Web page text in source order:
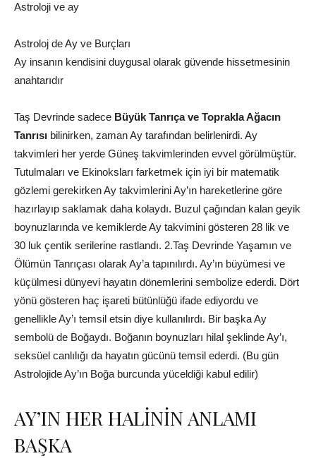
Astroloji ve ay
Astroloj de Ay ve Burçları
Ay insanın kendisini duygusal olarak güvende hissetmesinin
anahtarıdır
Taş Devrinde sadece Büyük Tanrıça ve Toprakla Ağacın
Tanrısı bilinirken, zaman Ay tarafından belirlenirdi. Ay
takvimleri her yerde Güneş takvimlerinden evvel görülmüştür.
Tutulmaları ve Ekinoksları farketmek için iyi bir matematik
gözlemi gerekirken Ay takvimlerini Ay’ın hareketlerine göre
hazırlayıp saklamak daha kolaydı. Buzul çağından kalan geyik
boynuzlarında ve kemiklerde Ay takvimini gösteren 28 lik ve
30 luk çentik serilerine rastlandı. 2.Taş Devrinde Yaşamın ve
Ölümün Tanrıçası olarak Ay’a tapınılırdı. Ay’ın büyümesi ve
küçülmesi dünyevi hayatın dönemlerini sembolize ederdi. Dört
yönü gösteren haç işareti bütünlüğü ifade ediyordu ve
genellikle Ay’ı temsil etsin diye kullanılırdı. Bir başka Ay
sembolü de Boğaydı. Boğanın boynuzları hilal şeklinde Ay’ı,
seksüel canlılığı da hayatın gücünü temsil ederdi. (Bu gün
Astrolojide Ay’ın Boğa burcunda yüceldiği kabul edilir)
AY’IN HER HALİNİN ANLAMI
BAŞKA